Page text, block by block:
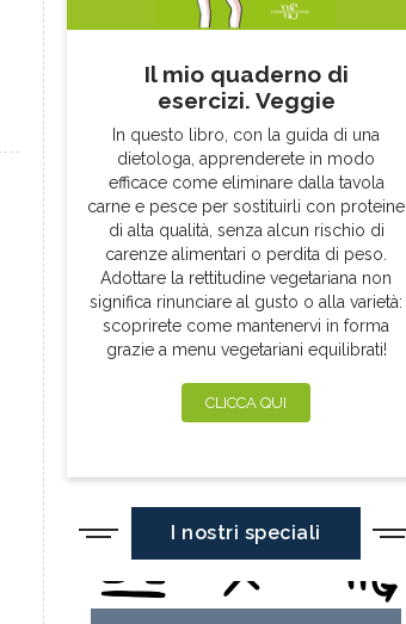
Il mio quaderno di
esercizi. Veggie
In questo libro, con la guida di una
dietologa, apprenderete in modo
efficace come eliminare dalla tavola
carne e pesce per sostituirli con proteine
di alta qualità, senza alcun rischio di
carenze alimentari o perdita di peso.
Adottare la rettitudine vegetariana non
significa rinunciare al gusto o alla varietà:
scoprirete come mantenervi in forma
grazie a menu vegetariani equilibrati!
CLICCA QUI
I nostri speciali